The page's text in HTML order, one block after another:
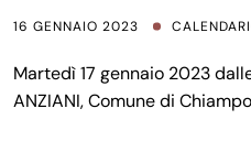
16 GENNAIO 2023
Martedì 17 gennaio 2023
ANZIANI, Comune di